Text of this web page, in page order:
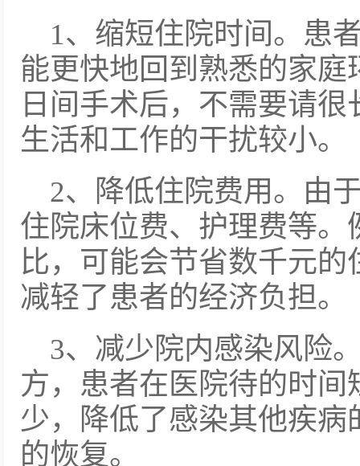
1、缩短住院时间。患
能更快地回到熟悉的家
日间手术后，不需要请
生活和工作的干扰较小。
2、降低住院费用。由
住院床位费、护理费等
比，可能会节省数千元
减轻了患者的经济负担。
3、减少院内感染风险
方，患者在医院待的时
少，降低了感染其他疾
的恢复。